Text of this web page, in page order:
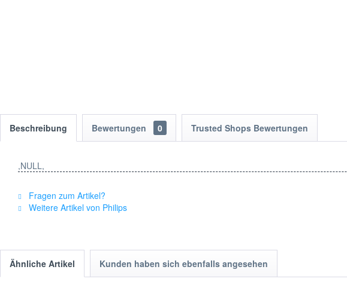
Beschreibung Bewertungen 0 Trusted Shops Bewertungen
,NULL,
Fragen zum Artikel?
Weitere Artikel von Philips
Ähnliche Artikel Kunden haben sich ebenfalls angesehen